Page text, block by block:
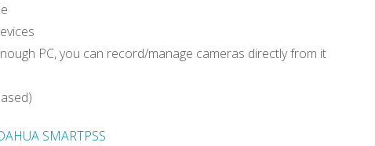
PC, you can record/manage cameras directly from it